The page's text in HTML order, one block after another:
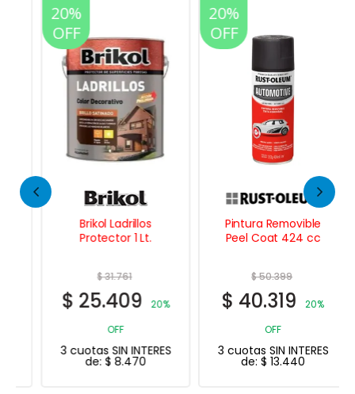
20%
OFF
Brikol Ladrillos
Protector 1 Lt.
31.761
25.409
20%
3 cuotas SIN INTERES
de:$8.470
20%
OFF
Pintura Removible
Peel Coat 424 cc
50.399
40.319
20%
3 cuotas SIN INTERES
de:$13.440